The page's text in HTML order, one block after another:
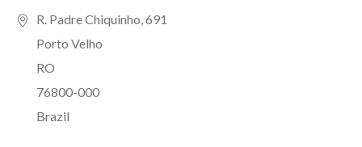
R. Padre Chiquinho, 691
Porto Velho
RO
76800-000
Brazil